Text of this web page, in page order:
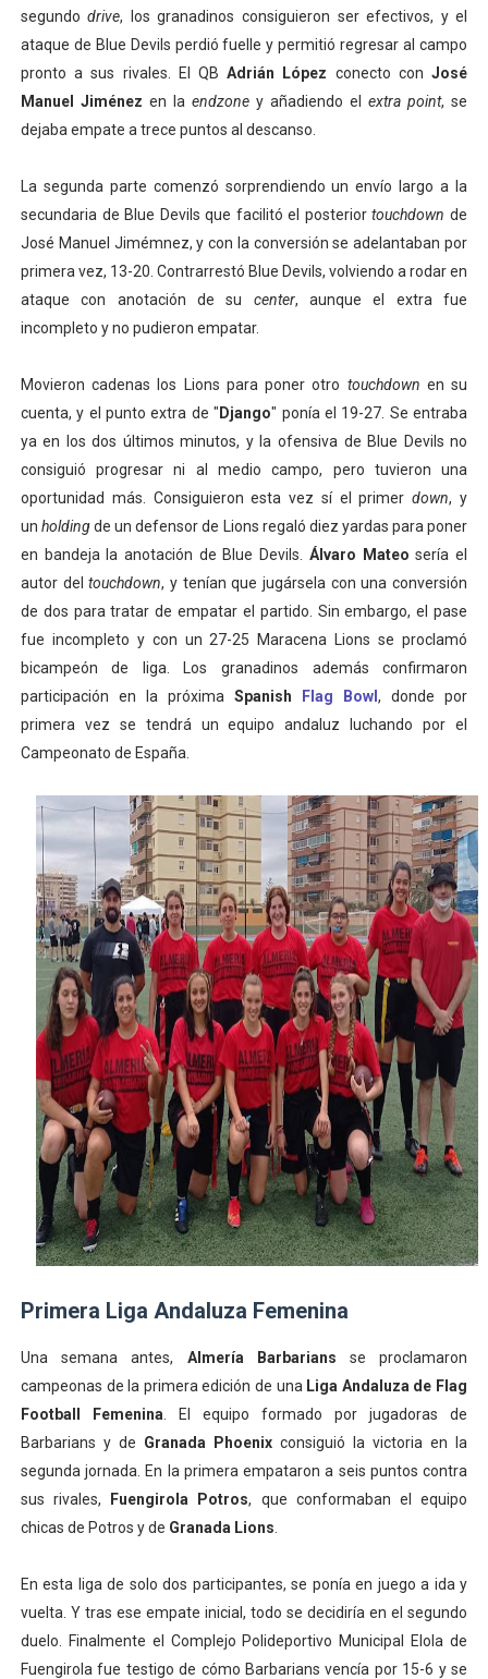
segundodrive, los granadinos consiguieron ser efectivos, y el
ataque de Blue Devils perdió fuelle y permitió regresar al campo
pronto a sus rivales. El QBAdrián López conecto conJosé
Manuel Jiménez en la endzone y añadiendo elextra point, se
dejaba empate a trece puntos al descanso.
La segunda parte comenzó sorprendiendo un envío largo a la
secundaria de Blue Devils que facilitó el posteriortouchdownde
José Manuel Jimémnez, y con la conversión se adelantaban por
primera vez, 13-20. Contrarrestó Blue Devils, volviendo a rodar en
ataque con anotación de su center, aunque el extra fue
incompleto y no pudieron empatar.
Movieron cadenas los Lions para poner otro touchdown en su
cuenta, y el punto extra de " Django" ponía el 19-27. Se entraba
ya en los dos últimos minutos, y la ofensiva de Blue Devils no
consiguió progresar ni al medio campo, pero tuvieron una
oportunidad más. Consiguieron esta vez sí el primerdown, y
unholdingde un defensor de Lions regaló diez yardas para poner
en bandeja la anotación de Blue Devils. Álvaro Mateosería el
autor deltouchdown, y tenían que jugársela con una conversión
de dos para tratar de empatar el partido. Sin embargo, el pase
fue incompleto y con un 27-25 Maracena Lions se proclamó
bicampeón de liga. Los granadinos además confirmaron
participación en la próxima Spanish Flag Bowl, donde por
primera vez se tendrá un equipo andaluz luchando por el
Campeonato de España.
Primera Liga Andaluza Femenina
Una semana antes, Almería Barbarians se proclamaron
campeonas de la primera edición de una Liga Andaluza de Flag
Football Femenina . El equipo formado por jugadoras de
Barbarians y de Granada Phoenixconsiguió la victoria en la
segunda jornada. En la primera empataron a seis puntos contra
sus rivales,
Fuengirola Potros, que conformaban el equipo
chicas de Potros y de Granada Lions
En esta liga de solo dos participantes, se ponía en juego a ida y
vuelta. Y tras ese empate inicial, todo se decidiría en el segundo
duelo. Finalmente el Complejo Polideportivo Municipal Elola de
Fuengirola fue testigo de cómo Barbarians vencía por 15-6 y se